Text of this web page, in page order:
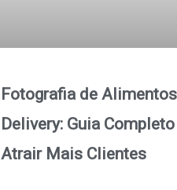
Fotografia de
Delivery: Guia
Atrair Mais Clientes